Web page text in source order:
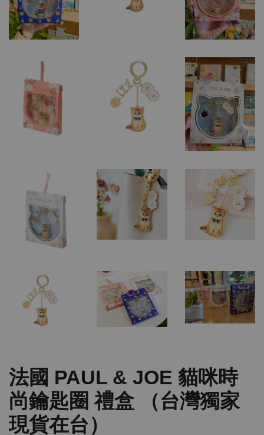
法國 PAUL & JOE 貓咪時
尚鑰匙圈 禮盒 （台灣獨家
現貨在台）